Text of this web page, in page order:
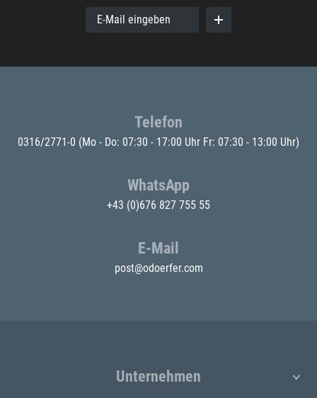
E-Mail eingeben
Telefon
0316/2771-0 (Mo - Do: 07:30 - 17:00 Uhr Fr: 07:30 - 13:00 Uhr)
WhatsApp
+43 (0)676 827 755 55
E-Mail
post@odoerfer.com
Unternehmen